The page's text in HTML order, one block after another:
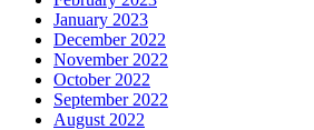
January 2023
December 2022
November 2022
October 2022
September 2022
August 2022